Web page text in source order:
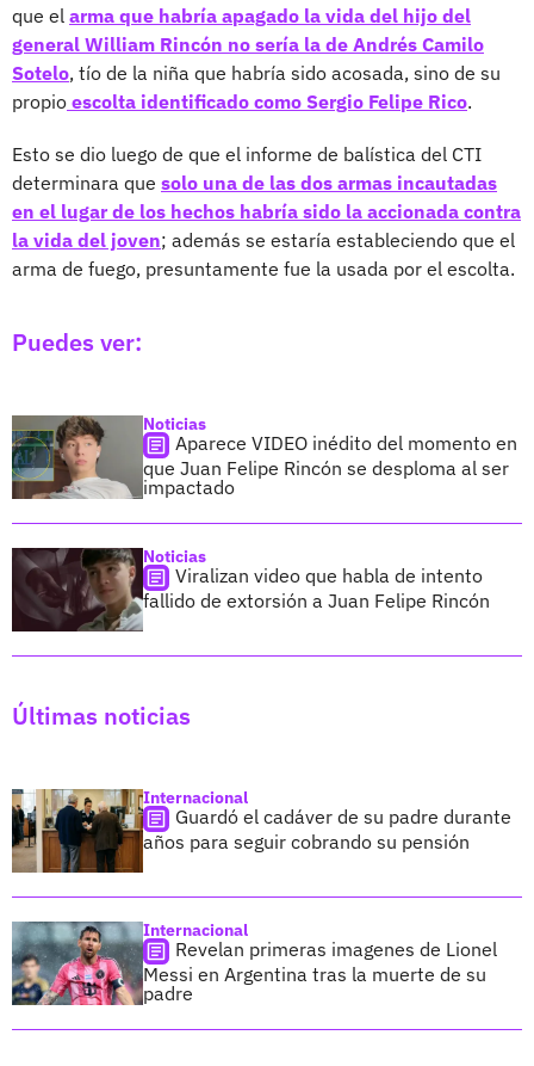
que el arma que habría apagado la vida del hijo del
general William Rincón no sería la de Andrés Camilo
Sotelo, tío de la niña que habría sido acosada, sino de su
propio escolta identificado como Sergio Felipe Rico.
Esto se dio luego de que el informe de balística del CTI
determinara que solo una de las dos armas incautadas
en el lugar de los hechos habría sido la accionada contra
la vida del joven; además se estaría estableciendo que el
arma de fuego, presuntamente fue la usada por el escolta.
Puedes ver:
Noticias
Aparece VIDEO inédito del momento en
que Juan Felipe Rincón se desploma al ser
impactado
Noticias
Viralizan video que habla de intento
fallido de extorsión a Juan Felipe Rincón
Últimas noticias
Internacional
Guardó el cadáver de su padre durante
años para seguir cobrando su pensión
Internacional
Revelan primeras imagenes de Lionel
Messi en Argentina tras la muerte de su
padre